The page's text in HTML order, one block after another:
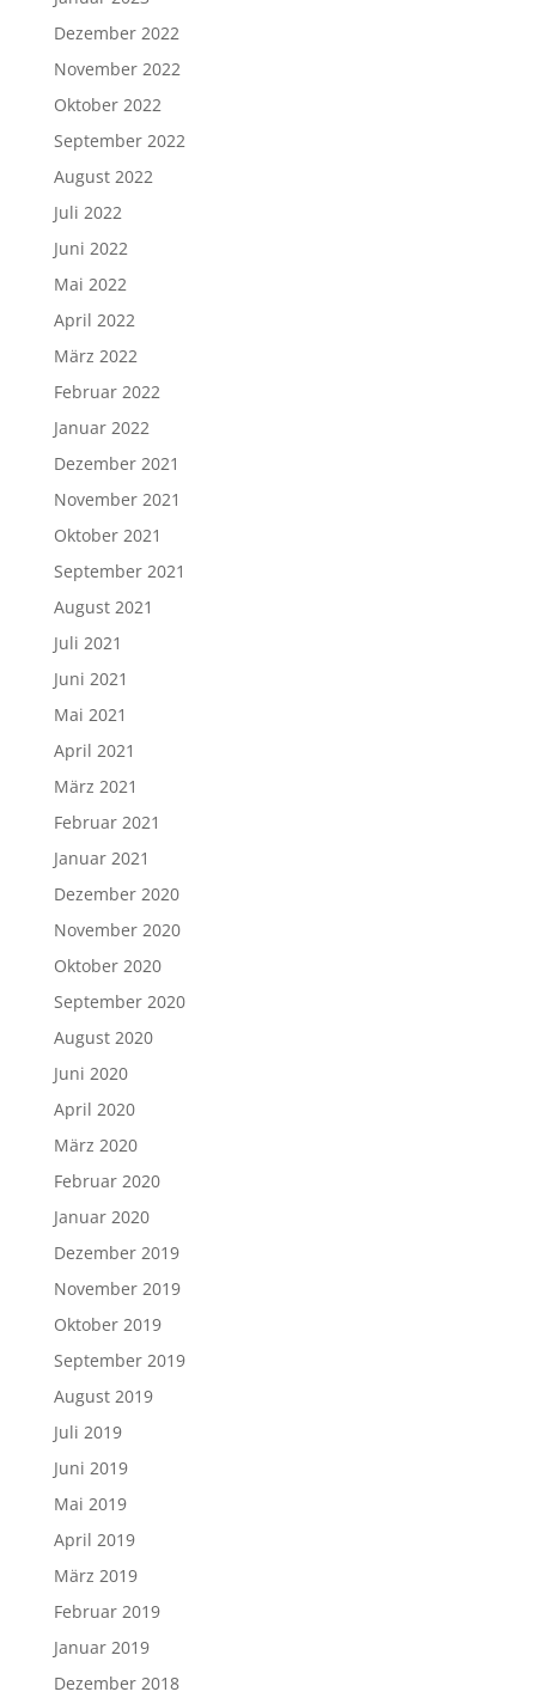
Dezember 2022
November 2022
Oktober 2022
September 2022
August 2022
Juli 2022
Juni 2022
Mai 2022
April 2022
März 2022
Februar 2022
Januar 2022
Dezember 2021
November 2021
Oktober 2021
September 2021
August 2021
Juli 2021
Juni 2021
Mai 2021
April 2021
März 2021
Februar 2021
Januar 2021
Dezember 2020
November 2020
Oktober 2020
September 2020
August 2020
Juni 2020
April 2020
März 2020
Februar 2020
Januar 2020
Dezember 2019
November 2019
Oktober 2019
September 2019
August 2019
Juli 2019
Juni 2019
Mai 2019
April 2019
März 2019
Februar 2019
Januar 2019
Dezember 2018